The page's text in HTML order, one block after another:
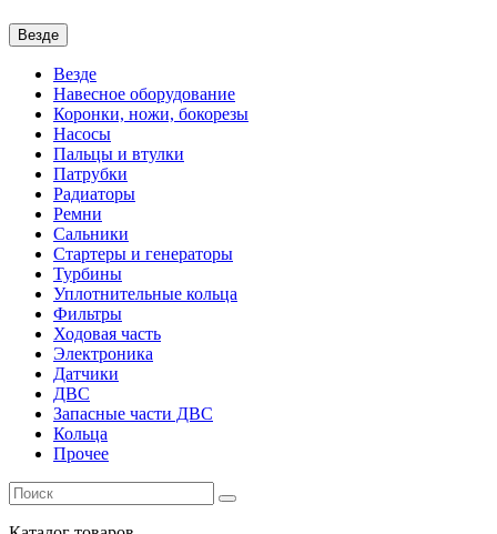
Везде
Везде
Навесное оборудование
Коронки, ножи, бокорезы
Насосы
Пальцы и втулки
Патрубки
Радиаторы
Ремни
Сальники
Стартеры и генераторы
Турбины
Уплотнительные кольца
Фильтры
Ходовая часть
Электроника
Датчики
ДВС
Запасные части ДВС
Кольца
Прочее